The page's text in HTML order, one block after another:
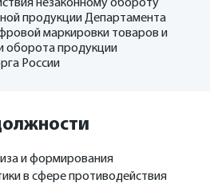
незаконному обороту
продукции Департамента
маркировки товаров и
оборота продукции
России
и формирования
в сфере противодействия